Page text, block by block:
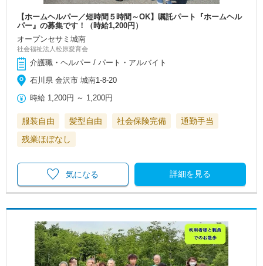
【ホームヘルパー／短時間５時間～OK】嘱託パート『ホームヘル
パー』の募集です！（時給1,200円）
オープンセサミ城南
社会福祉法人松原愛育会
介護職・ヘルパー / パート・アルバイト
石川県 金沢市 城南1-8-20
時給 1,200円 ～ 1,200円
服装自由 髪型自由 社会保険完備
通勤手当
残業ほぼなし
詳細を見る
気になる